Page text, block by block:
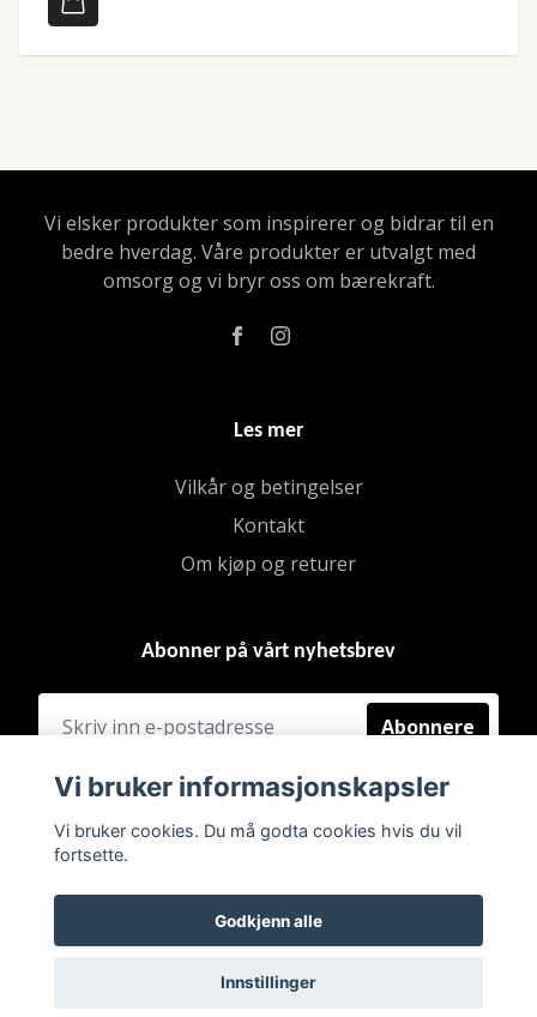
Vi elsker produkter som inspirerer og bidrar til en
bedre hverdag. Våre produkter er utvalgt med
omsorg og vi bryr oss om bærekraft.
Les mer
Vilkår og betingelser
Kontakt
Om kjøp og returer
Abonner på vårt nyhetsbrev
Abonnere
© 2026 BRUKT & FINT
Vi bruker informasjonskapsler
Vi bruker cookies. Du må godta cookies hvis du vil
fortsette.
Godkjenn alle
Innstillinger